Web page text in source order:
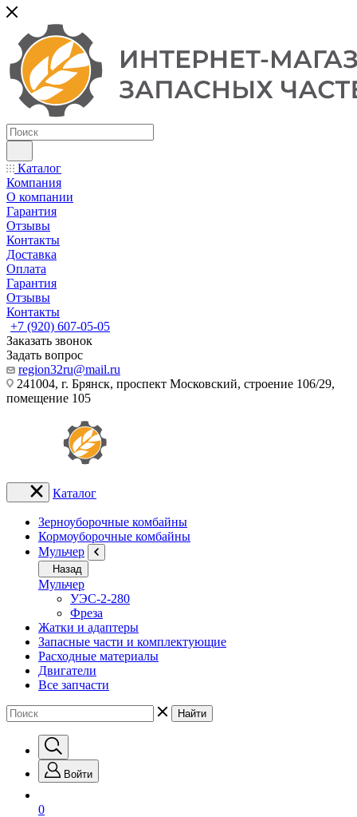
Каталог
Компания
О компании
Гарантия
Отзывы
Контакты
Доставка
Оплата
Гарантия
Отзывы
Контакты
+7 (920) 607-05-05
Заказать звонок
Задать вопрос
region32ru@mail.ru
241004, г. Брянск, проспект Московский, строение 106/29,
помещение 105
Каталог
Зерноуборочные комбайны
Кормоуборочные комбайны
Мульчер
Назад
Мульчер
УЭС-2-280
Фреза
Жатки и адаптеры
Запасные части и комплектующие
Расходные материалы
Двигатели
Все запчасти
Найти
Войти
0